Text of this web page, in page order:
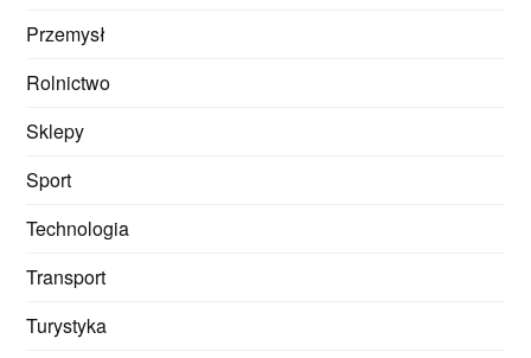
Przemysł
Rolnictwo
Sklepy
Sport
Technologia
Transport
Turystyka